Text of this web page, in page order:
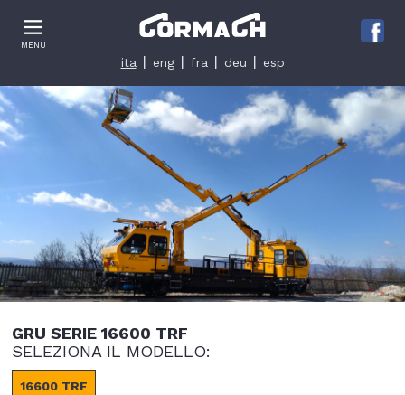
MENU
ita eng fra deu esp
GRU SERIE 16600 TRF
SELEZIONA IL MODELLO:
16600 TRF
Informativa sulla raccolta
Le tue preferenze relative alla privacy